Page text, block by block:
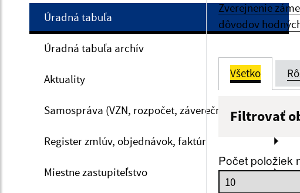
Úradná tabuľa
Úradná tabuľa archív
Aktuality
Samospráva (VZN, rozpočet, záverečný účet, VO)
Register zmlúv, objednávok, faktúr
Miestne zastupiteľstvo
Zverejnenie
dôvodov
Všetko
Filtrovať
Dátum
Počet položiek